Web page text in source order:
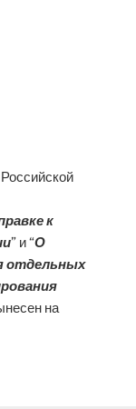
к
” и “О
отдельных
на